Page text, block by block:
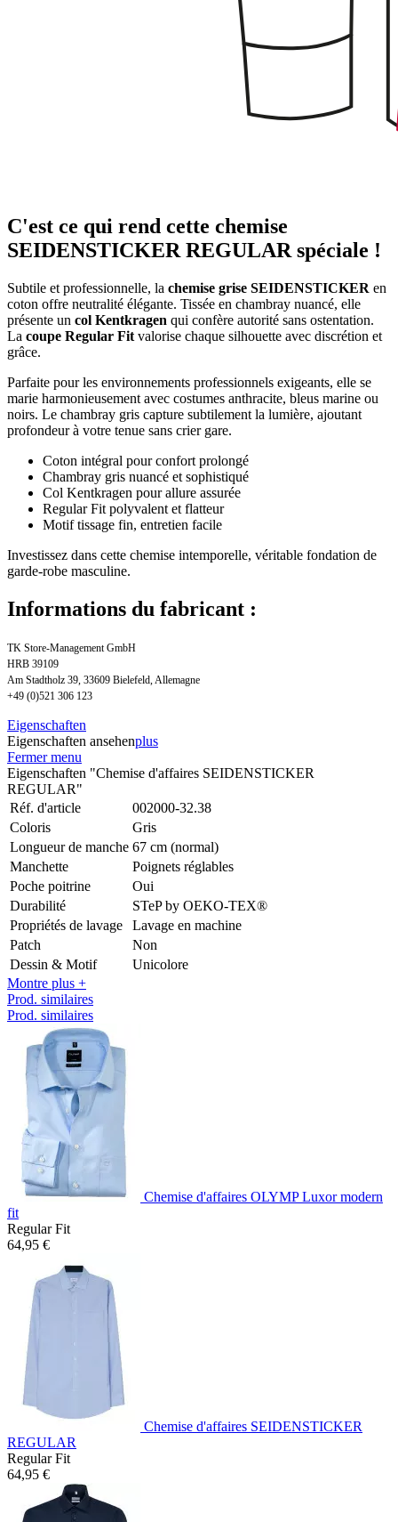
C'est ce qui rend cette chemise
SEIDENSTICKER REGULAR spéciale !
Subtile et professionnelle, la chemise grise SEIDENSTICKER en
coton offre neutralité élégante. Tissée en chambray nuancé, elle
présente un col Kentkragen qui confère autorité sans ostentation.
La coupe Regular Fit valorise chaque silhouette avec discrétion et
grâce.
Parfaite pour les environnements professionnels exigeants, elle se
marie harmonieusement avec costumes anthracite, bleus marine ou
noirs. Le chambray gris capture subtilement la lumière, ajoutant
profondeur à votre tenue sans crier gare.
Coton intégral pour confort prolongé
Chambray gris nuancé et sophistiqué
Col Kentkragen pour allure assurée
Regular Fit polyvalent et flatteur
Motif tissage fin, entretien facile
Investissez dans cette chemise intemporelle, véritable fondation de
garde-robe masculine.
Informations du fabricant :
TK Store-Management GmbH
HRB 39109
Am Stadtholz 39, 33609 Bielefeld, Allemagne
+49 (0)521 306 123
Eigenschaften
Eigenschaften ansehenplus
Fermer menu
Eigenschaften "Chemise d'affaires SEIDENSTICKER
REGULAR"
Réf. d'article
002000-32.38
Coloris
Gris
Longueur de manche 67 cm (normal)
Manchette
Poignets réglables
Poche poitrine
Oui
Durabilité
STeP by OEKO-TEX®
Propriétés de lavage
Lavage en machine
Patch
Non
Dessin & Motif
Unicolore
Montre plus +
Prod. similaires
Prod. similaires
Chemise d'affaires OLYMP Luxor modern
fit
Regular Fit
64,95 €
Chemise d'affaires SEIDENSTICKER
REGULAR
Regular Fit
64,95 €